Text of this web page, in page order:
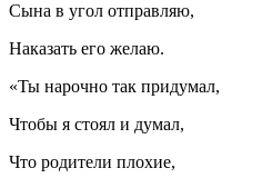
Сына в угол отправляю,
Наказать его желаю.
«Ты нарочно так придумал,
Чтобы я стоял и думал,
Что родители плохие,